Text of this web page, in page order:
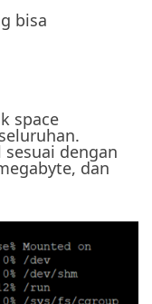
bisa
space
dengan
dan